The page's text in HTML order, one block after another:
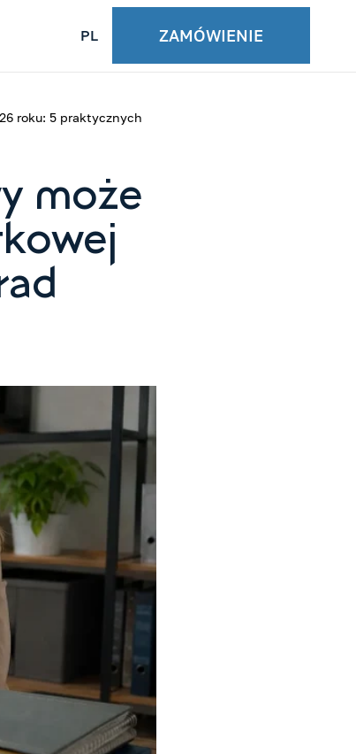
PL ZAMÓWIENIE
roku: 5 praktycznych
może